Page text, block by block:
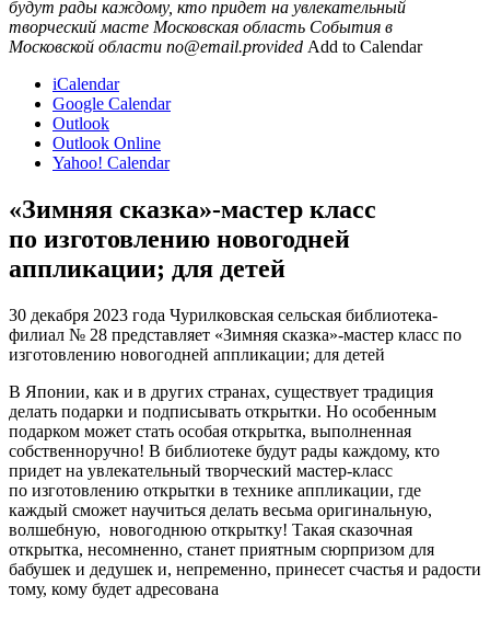
будут рады каждому, кто придет на увлекательный
творческий масте Московская область События в
Московской области no@email.provided Add to Calendar
iCalendar
Google Calendar
Outlook
Outlook Online
Yahoo! Calendar
«Зимняя сказка»-мастер класс
по изготовлению новогодней
аппликации; для детей
30 декабря 2023 года Чурилковская сельская библиотека-
филиал № 28 представляет «Зимняя сказка»-мастер класс по
изготовлению новогодней аппликации; для детей
В Японии, как и в других странах, существует традиция
делать подарки и подписывать открытки. Но особенным
подарком может стать особая открытка, выполненная
собственноручно! В библиотеке будут рады каждому, кто
придет на увлекательный творческий мастер-класс
по изготовлению открытки в технике аппликации, где
каждый сможет научиться делать весьма оригинальную,
волшебную, новогоднюю открытку! Такая сказочная
открытка, несомненно, станет приятным сюрпризом для
бабушек и дедушек и, непременно, принесет счастья и радости
тому, кому будет адресована